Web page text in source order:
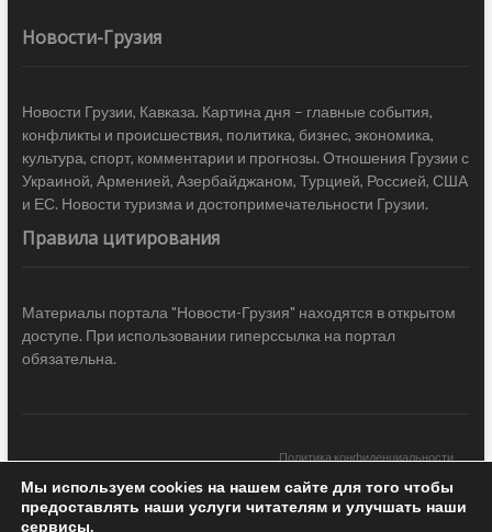
Новости-Грузия
Новости Грузии, Кавказа. Картина дня – главные события,
конфликты и происшествия, политика, бизнес, экономика,
культура, спорт, комментарии и прогнозы. Отношения Грузии с
Украиной, Арменией, Азербайджаном, Турцией, Россией, США
и ЕС. Новости туризма и достопримечательности Грузии.
Правила цитирования
Материалы портала "Новости-Грузия" находятся в открытом
доступе. При использовании гиперссылка на портал
обязательна.
Политика конфиденциальности
Новости Грузии| Black Sea Press LTD © 2020 All Rights Reserved /
Design & development —
Мы используем cookies на нашем сайте для того чтобы
предоставлять наши услуги читателям и улучшать наши
сервисы.